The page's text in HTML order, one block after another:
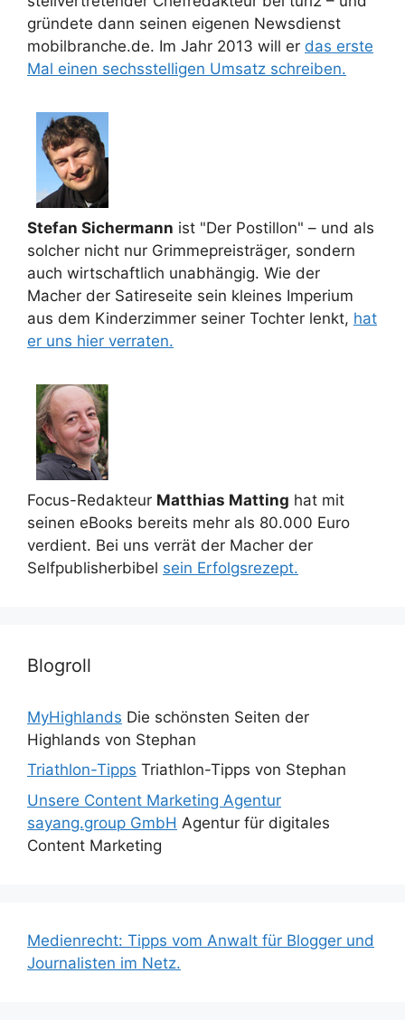
gründete dann seinen eigenen Newsdienst
mobilbranche.de. Im Jahr 2013 will er das erste
Mal einen sechsstelligen Umsatz schreiben.
Stefan Sichermann ist "Der Postillon" – und als
solcher nicht nur Grimmepreisträger, sondern
auch wirtschaftlich unabhängig. Wie der
Macher der Satireseite sein kleines Imperium
aus dem Kinderzimmer seiner Tochter lenkt, hat
er uns hier verraten.
Focus-Redakteur Matthias Matting hat mit
seinen eBooks bereits mehr als 80.000 Euro
verdient. Bei uns verrät der Macher der
Selfpublisherbibel sein Erfolgsrezept.
Blogroll
MyHighlands Die schönsten Seiten der
Highlands von Stephan
Triathlon-Tipps Triathlon-Tipps von Stephan
Unsere Content Marketing Agentur
sayang.group GmbH Agentur für digitales
Content Marketing
Medienrecht: Tipps vom Anwalt für Blogger und
Journalisten im Netz.